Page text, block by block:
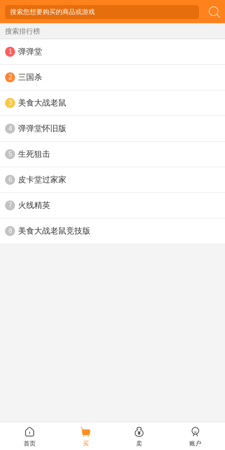
搜索排行榜
1 弹弹堂
2 三国杀
3 美食大战老鼠
4 弹弹堂怀旧版
5 生死狙击
6 皮卡堂过家家
7 火线精英
8 美食大战老鼠竞技版
首页 买 卖 账户